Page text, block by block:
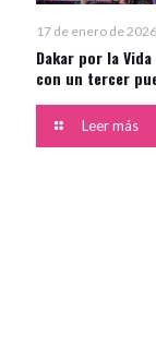
17 de enero de 2026
Dakar por la
con un tercer
Leer más